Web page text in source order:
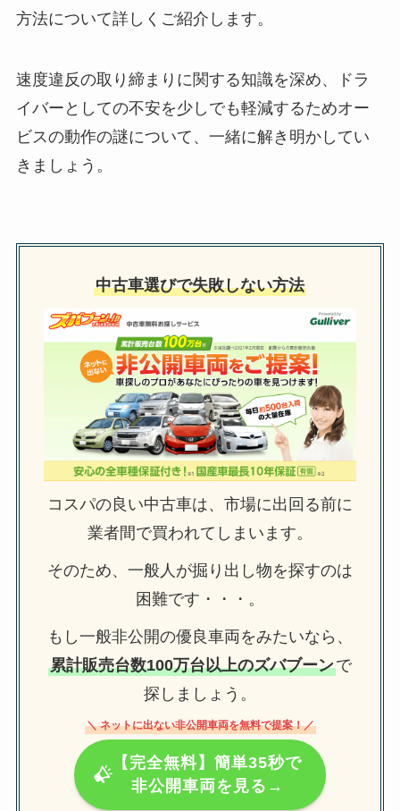
方法について詳しくご紹介します。
速度違反の取り締まりに関する知識を深め、ドラ
イバーとしての不安を少しでも軽減するためオー
ビスの動作の謎について、一緒に解き明かしてい
きましょう。
中古車選びで失敗しない方法
コスパの良い中古車は、市場に出回る前に
業者間で買われてしまいます。
そのため、一般人が掘り出し物を探すのは
困難です・・・。
もし一般非公開の優良車両をみたいなら、
累計販売台数100万台以上のズバブーンで
探しましょう。
＼ ネットに出ない非公開車両を無料で提案！／
【完全無料】簡単35秒で
非公開車両を見る→